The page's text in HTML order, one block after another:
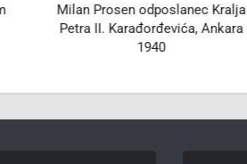
Milan Prosen odposlanec Kralja
Petra II. Karađorđevića, Ankara
1940